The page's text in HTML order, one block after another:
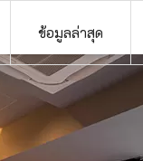
ข้อมูลล่าสุด